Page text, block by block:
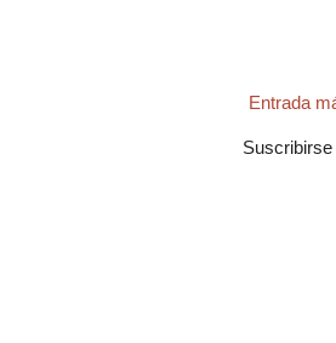
Entrada
Suscribirse